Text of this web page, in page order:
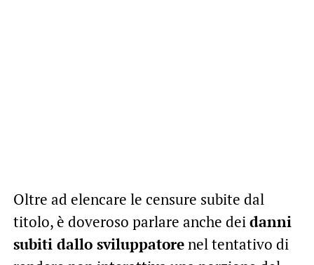
Oltre ad elencare le censure subite dal
titolo, è doveroso parlare anche deidanni
subiti dallo sviluppatorenel tentativo di